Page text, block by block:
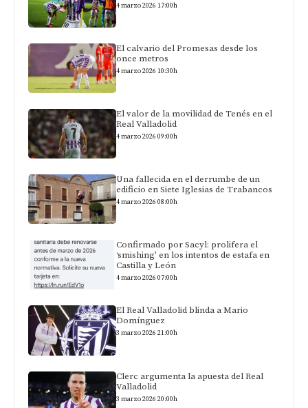
4 marzo 2026 17:00h
El calvario del Promesas desde los
once metros
4 marzo 2026 10:30h
El valor de la movilidad de Tenés en el
Real Valladolid
4 marzo 2026 09:00h
Una fallecida en el derrumbe de un
edificio en Siete Iglesias de Trabancos
4 marzo 2026 08:00h
Confirmado por Sacyl: prolifera el
‘smishing’ en los intentos de estafa en
Castilla y León
4 marzo 2026 07:00h
El Real Valladolid blinda a Mario
Domínguez
3 marzo 2026 21:00h
Clerc argumenta la apuesta del Real
Valladolid
3 marzo 2026 20:00h